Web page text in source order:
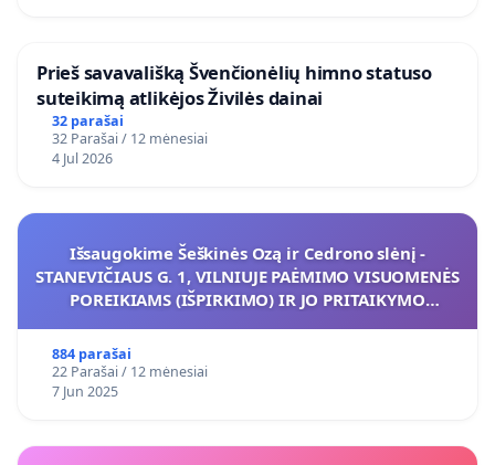
​Prieš savavališką Švenčionėlių himno statuso
suteikimą atlikėjos Živilės dainai
32 parašai
32 Parašai / 12 mėnesiai
4 Jul 2026
Išsaugokime Šeškinės Ozą ir Cedrono slėnį -
STANEVIČIAUS G. 1, VILNIUJE PAĖMIMO VISUOMENĖS
POREIKIAMS (IŠPIRKIMO) IR JO PRITAIKYMO
884 parašai
22 Parašai / 12 mėnesiai
7 Jun 2025